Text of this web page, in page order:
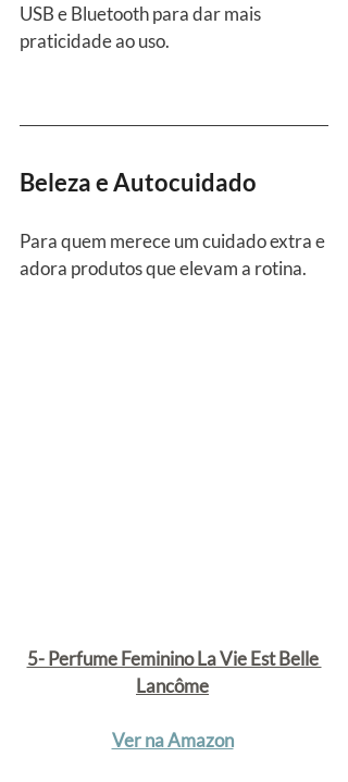
USB e Bluetooth para dar mais
praticidade ao uso.
Beleza e Autocuidado
Para quem merece um cuidado extra e
adora produtos que elevam a rotina.
5- Perfume Feminino La Vie Est Belle
Lancôme
Ver na Amazon